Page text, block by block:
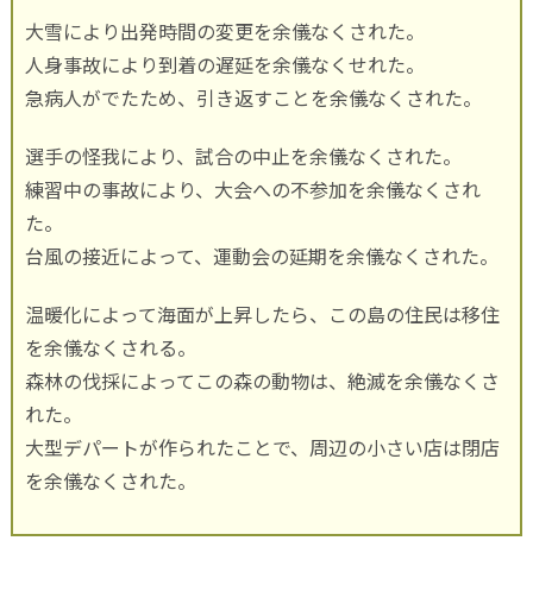
大雪により出発時間の変更を余儀なくされた。
人身事故により到着の遅延を余儀なくせれた。
急病人がでたため、引き返すことを余儀なくされた。
選手の怪我により、試合の中止を余儀なくされた。
練習中の事故により、大会への不参加を余儀なくされ
た。
台風の接近によって、運動会の延期を余儀なくされた。
温暖化によって海面が上昇したら、この島の住民は移住
を余儀なくされる。
森林の伐採によってこの森の動物は、絶滅を余儀なくさ
れた。
大型デパートが作られたことで、周辺の小さい店は閉店
を余儀なくされた。